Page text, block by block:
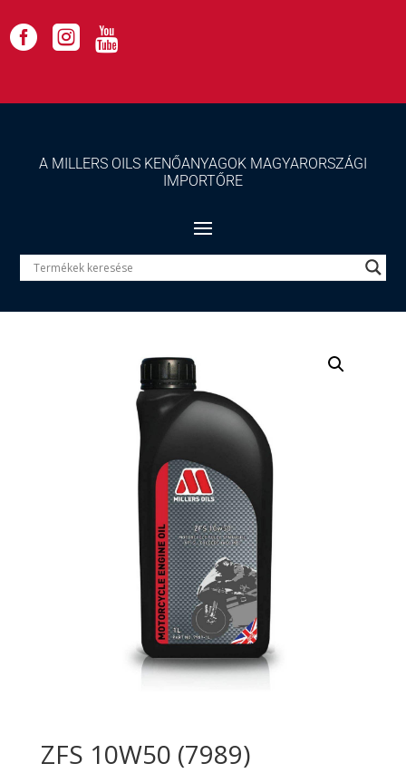
  
A MILLERS OILS KENŐANYAGOK MAGYARORSZÁGI
IMPORTŐRE
ZFS 10W50 (7989)